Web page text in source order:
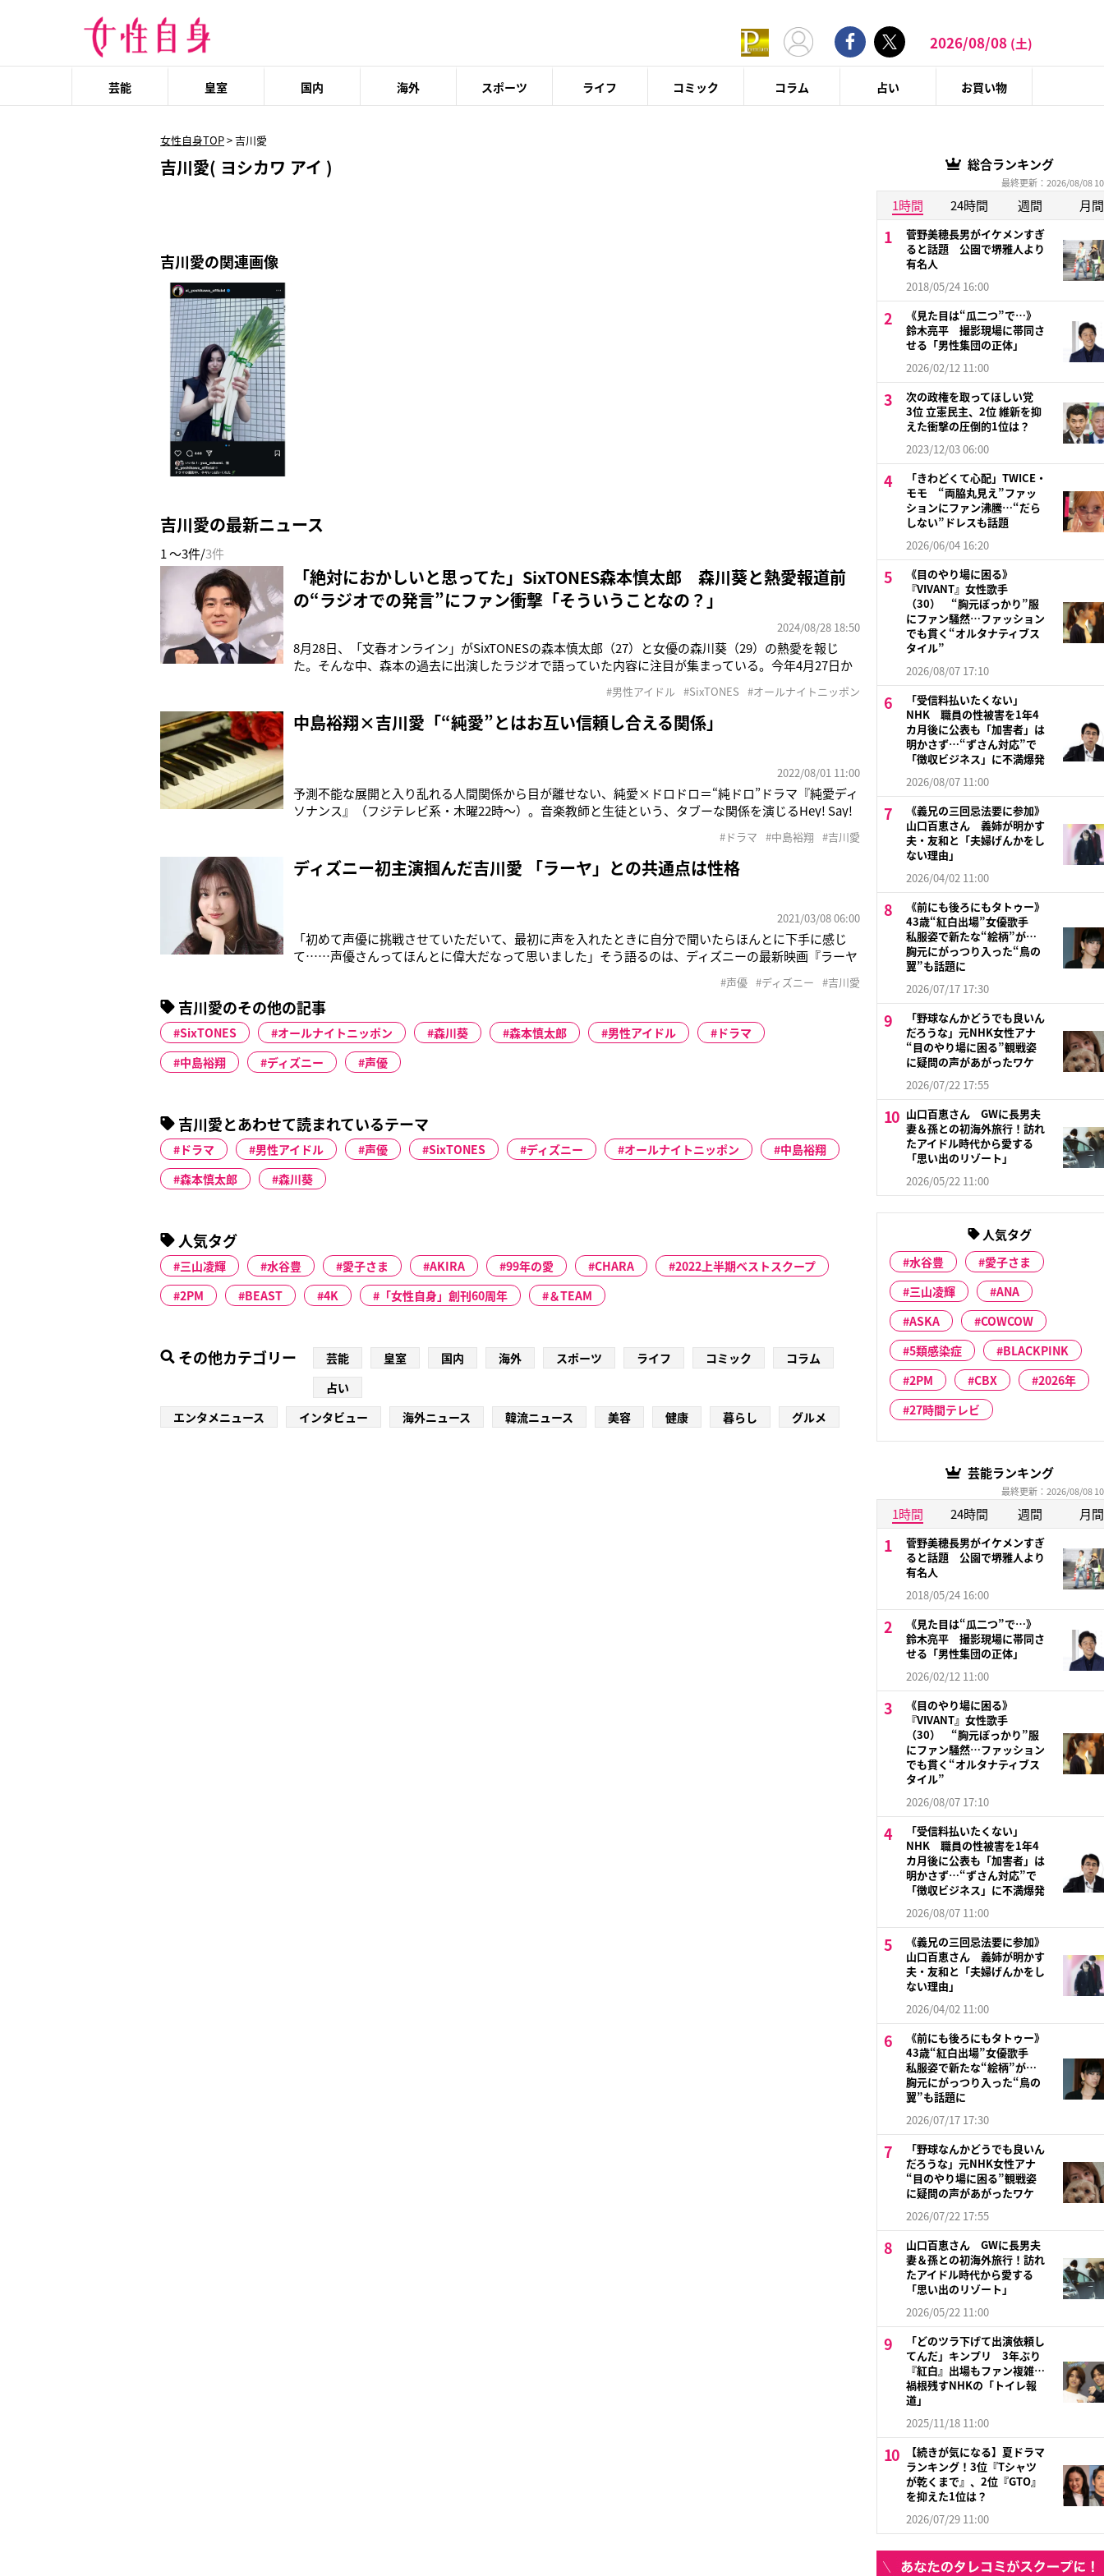
2026/08/08 (土)
芸能 皇室 国内 海外 スポーツ ライフ コミック コラム 占い お買い物
女性自身TOP>吉川愛
吉川愛( ヨシカワ アイ )
吉川愛の関連画像
吉川愛の最新ニュース
1 ～3件/3件
「絶対におかしいと思ってた」SixTONES森本慎太郎 森川葵と熱愛報道前
の“ラジオでの発言”にファン衝撃「そういうことなの？」
2024/08/28 18:50
8月28日、「文春オンライン」がSixTONESの森本慎太郎（27）と女優の森川葵（29）の熱愛を報じ
た。そんな中、森本の過去に出演したラジオで語っていた内容に注目が集まっている。今年4月27日か
森本と森川。「文春オンライン」によると、2人はドラマ共演をきっかけに交際をスタートさせたとい
う。「週刊文春」の
#男性アイドル #SixTONES #オールナイトニッポン
中島裕翔×吉川愛「“純愛”とはお互い信頼し合える関係」
2022/08/01 11:00
予測不能な展開と入り乱れる人間関係から目が離せない、純愛×ドロドロ＝“純ドロ”ドラマ『純愛ディ
ソナンス』（フジテレビ系・木曜22時〜）。音楽教師と生徒という、タブーな関係を演じるHey! Say!
っこりした様子。そんな2人の対談をどうぞ！ーー今回が初共演の2人。お互いの印象は？吉川：子ど
ものころから
#ドラマ #中島裕翔 #吉川愛
ディズニー初主演掴んだ吉川愛 「ラーヤ」との共通点は性格
2021/03/08 06:00
「初めて声優に挑戦させていただいて、最初に声を入れたときに自分で聞いたらほんとに下手に感じ
て……声優さんってほんとに偉大だなって思いました」そう語るのは、ディズニーの最新映画『ラーヤ
ディズニー作品への出演を、見事オーディションで射止めた。「小さいころからディズニー作品を見て
いたので、そのうちの1人になれる
#声優 #ディズニー #吉川愛
吉川愛のその他の記事
SixTONES オールナイトニッポン 森川葵 森本慎太郎 男性アイドル
ドラマ
中島裕翔
ディズニー 声優
吉川愛とあわせて読まれているテーマ
ドラマ 男性アイドル 声優 SixTONES ディズニー オールナイトニッポン
中島裕翔
森本慎太郎
森川葵
人気タグ
三山凌輝 水谷豊 愛子さま AKIRA 99年の愛 CHARA
2022上半期ベストスクープ
2PM
BEAST 4K 「女性自身」創刊60周年 ＆TEAM
その他カテゴリー 芸能 皇室 国内 海外 スポーツ ライフ コミック
コラム
占い
エンタメニュース
インタビュー 海外ニュース 韓流ニュース 美容 健康 暮らし グルメ
総合ランキング
最終更新：2026/08/08
1時間 24時間 週間 月間
菅野美穂長男がイケメンすぎ
ると話題 公園で堺雅人より
有名人
2018/05/24 16:00
《見た目は“瓜二つ”で…》
鈴木亮平 撮影現場に帯同さ
せる「男性集団の正体」
2026/02/12 11:00
次の政権を取ってほしい党
3位 立憲民主、2位 維新を抑
えた衝撃の圧倒的1位は？
2023/12/03 06:00
「きわどくて心配」TWICE・
モモ “両脇丸見え”ファッ
ションにファン沸騰…“だら
しない”ドレスも話題
2026/06/04 16:20
《目のやり場に困る》
『VIVANT』女性歌手
（30） “胸元ぽっかり”服
にファン騒然…ファッション
でも貫く“オルタナティブス
タイル”
2026/08/07 17:10
「受信料払いたくない」
NHK 職員の性被害を1年4
カ月後に公表も「加害者」は
明かさず…“ずさん対応”で
「徴収ビジネス」に不満爆発
2026/08/07 11:00
《義兄の三回忌法要に参加》
山口百恵さん 義姉が明かす
夫・友和と「夫婦げんかをし
ない理由」
2026/04/02 11:00
《前にも後ろにもタトゥー》
43歳“紅白出場”女優歌手
私服姿で新たな“絵柄”が…
胸元にがっつり入った“鳥の
翼”も話題に
2026/07/17 17:30
「野球なんかどうでも良いん
だろうな」元NHK女性アナ
“目のやり場に困る”観戦姿
に疑問の声があがったワケ
2026/07/22 17:55
山口百恵さん GWに長男夫
妻＆孫との初海外旅行！訪れ
たアイドル時代から愛する
「思い出のリゾート」
2026/05/22 11:00
人気タグ
水谷豊
愛子さま
三山凌輝
ANA
ASKA
COWCOW
5類感染症
BLACKPINK
2PM
CBX
2026年
27時間テレビ
芸能ランキング
最終更新：2026/08/08
1時間 24時間 週間 月間
菅野美穂長男がイケメンすぎ
ると話題 公園で堺雅人より
有名人
2018/05/24 16:00
《見た目は“瓜二つ”で…》
鈴木亮平 撮影現場に帯同さ
せる「男性集団の正体」
2026/02/12 11:00
《目のやり場に困る》
『VIVANT』女性歌手
（30） “胸元ぽっかり”服
にファン騒然…ファッション
でも貫く“オルタナティブス
タイル”
2026/08/07 17:10
「受信料払いたくない」
NHK 職員の性被害を1年4
カ月後に公表も「加害者」は
明かさず…“ずさん対応”で
「徴収ビジネス」に不満爆発
2026/08/07 11:00
《義兄の三回忌法要に参加》
山口百恵さん 義姉が明かす
夫・友和と「夫婦げんかをし
ない理由」
2026/04/02 11:00
《前にも後ろにもタトゥー》
43歳“紅白出場”女優歌手
私服姿で新たな“絵柄”が…
胸元にがっつり入った“鳥の
翼”も話題に
2026/07/17 17:30
「野球なんかどうでも良いん
だろうな」元NHK女性アナ
“目のやり場に困る”観戦姿
に疑問の声があがったワケ
2026/07/22 17:55
山口百恵さん GWに長男夫
妻＆孫との初海外旅行！訪れ
たアイドル時代から愛する
「思い出のリゾート」
2026/05/22 11:00
「どのツラ下げて出演依頼し
てんだ」キンプリ 3年ぶり
『紅白』出場もファン複雑…
禍根残すNHKの「トイレ報
道」
2025/11/18 11:00
【続きが気になる】夏ドラマ
ランキング！3位『Tシャツ
が乾くまで』、2位『GTO』
を抑えた1位は？
2026/07/29 11:00